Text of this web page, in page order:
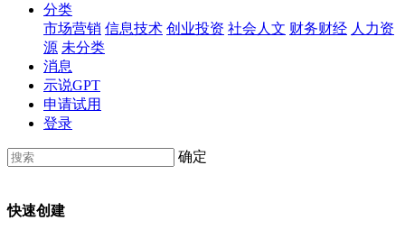
分类
市场营销 信息技术 创业投资 社会人文 财务财经 人力资
源 未分类
消息
示说GPT
申请试用
登录
确定
快速创建